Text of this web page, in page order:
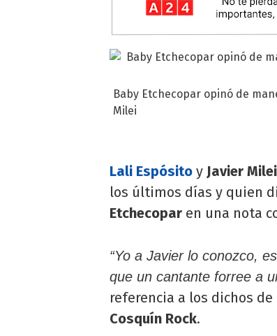
Baby Etchecopar opinó de
Milei
Lali Espósito y Javier Milei
los últimos días y quien
Etchecopar en una nota
“Yo a Javier lo conozco,
que un cantante forree a
referencia a los dichos
Cosquín Rock.